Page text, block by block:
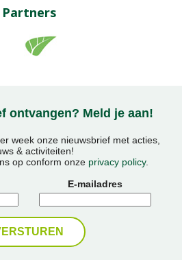
Partners
ontvangen? Meld je aan!
week onze nieuwsbrief met acties,
& activiteiten!
op conform onze privacy policy.
E-mailadres